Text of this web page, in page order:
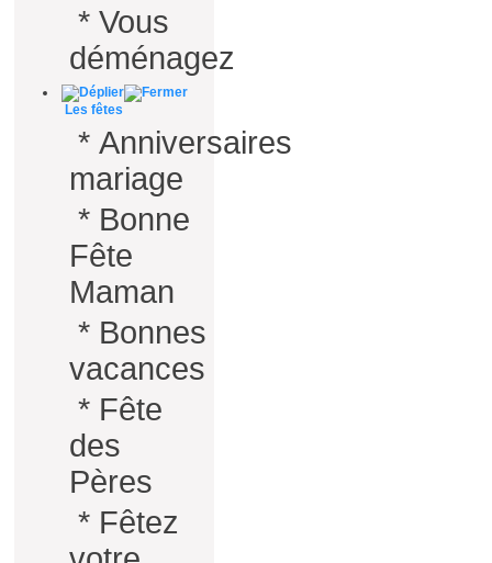
* Vous
déménagez
Les fêtes
* Anniversaires
mariage
* Bonne
Fête
Maman
* Bonnes
vacances
* Fête
des
Pères
* Fêtez